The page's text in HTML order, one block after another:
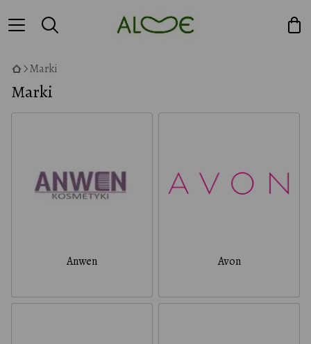
Marki
Marki
Anwen Avon